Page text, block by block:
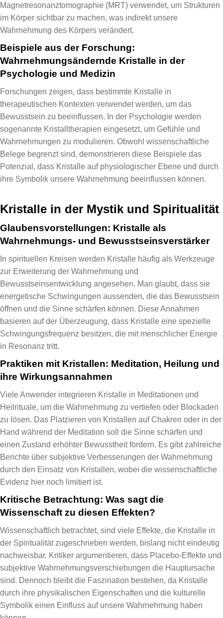
Magnetresonanztomographie (MRT) verwendet, um Strukturen
im Körper sichtbar zu machen, was indirekt unsere
Wahrnehmung des Körpers verändert.
Beispiele aus der Forschung:
Wahrnehmungsändernde Kristalle in der
Psychologie und Medizin
Forschungen zeigen, dass bestimmte Kristalle in
therapeutischen Kontexten verwendet werden, um das
Bewusstsein zu beeinflussen. In der Psychologie werden
sogenannte Kristalltherapien eingesetzt, um Gefühle und
Wahrnehmungen zu modulieren. Obwohl wissenschaftliche
Belege begrenzt sind, demonstrieren diese Beispiele das
Potenzial, dass Kristalle auf physiologischer Ebene und durch
ihre Symbolik unsere Wahrnehmung beeinflussen können.
Kristalle in der Mystik und Spiritualität
Glaubensvorstellungen: Kristalle als
Wahrnehmungs- und Bewusstseinsverstärker
In spirituellen Kreisen werden Kristalle häufig als Werkzeuge
zur Erweiterung der Wahrnehmung und
Bewusstseinsentwicklung angesehen. Man glaubt, dass sie
energetische Schwingungen aussenden, die das Bewusstsein
öffnen und die Sinne schärfen können. Diese Annahmen
basieren auf der Überzeugung, dass Kristalle eine spezielle
Schwingungsfrequenz besitzen, die mit menschlicher Energie
in Resonanz tritt.
Praktiken mit Kristallen: Meditation, Heilung und
ihre Wirkungsannahmen
Viele Anwender integrieren Kristalle in Meditationen und
Heilrituale, um die Wahrnehmung zu vertiefen oder Blockaden
zu lösen. Das Platzieren von Kristallen auf Chakren oder in der
Hand während der Meditation soll die Sinne schärfen und
einen Zustand erhöhter Bewusstheit fördern. Es gibt zahlreiche
Berichte über subjektive Verbesserungen der Wahrnehmung
durch den Einsatz von Kristallen, wobei die wissenschaftliche
Evidenz hier noch limitiert ist.
Kritische Betrachtung: Was sagt die
Wissenschaft zu diesen Effekten?
Wissenschaftlich betrachtet, sind viele Effekte, die Kristalle in
der Spiritualität zugeschrieben werden, bislang nicht eindeutig
nachweisbar. Kritiker argumentieren, dass Placebo-Effekte und
subjektive Wahrnehmungsverschiebungen die Hauptursache
sind. Dennoch bleibt die Faszination bestehen, da Kristalle
durch ihre physikalischen Eigenschaften und die kulturelle
Symbolik einen Einfluss auf unsere Wahrnehmung haben